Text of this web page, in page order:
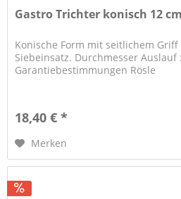
Gastro Trichter konisch 12
Konische Form mit seitlichem
Siebeinsatz. Durchmesser Auslauf
Garantiebestimmungen Rösle
18,40 € *
Merken